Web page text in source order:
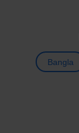
Bangla